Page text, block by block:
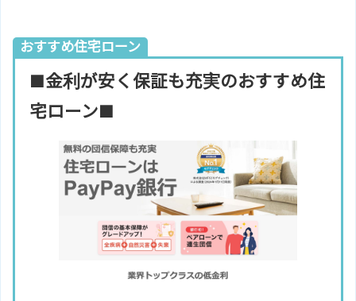
おすすめ住宅ローン
■金利が安く保証も充実のおすすめ住
宅ローン■